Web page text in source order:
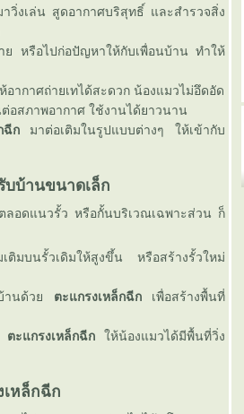
าวิ่งเล่น สูดอากาศบริสุทธิ์ และสำรวจสิ่ง
ย หรือไปก่อปัญหาให้กับเพื่อนบ้าน ทำให้
ากาศถ่ายเทได้สะดวก น้องแมวไม่อึดอัด
อสภาพอากาศ ใช้งานได้ยาวนาน
ฉีกมาต่อเติมในรูปแบบต่างๆ ให้เข้ากับ
บบ้านขนาดเล็ก
อดแนวรั้ว หรือกั้นบริเวณเฉพาะส่วน ก็
ติมบนรั้วเดิมให้สูงขึ้น หรือสร้างรั้วใหม่
บ้านด้ว ตะแกรงเหล็กฉีกเพื่อสร้างพื้นที่
ตะแกรงเหล็กฉีก ห้น้องแมวได้มีพื้นที่วิ่ง
หล็กฉีก